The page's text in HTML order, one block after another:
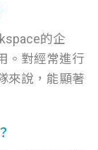
的企
。對經常進行
來說，能顯著